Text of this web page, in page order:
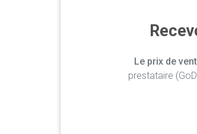
Le prix de
prestataire